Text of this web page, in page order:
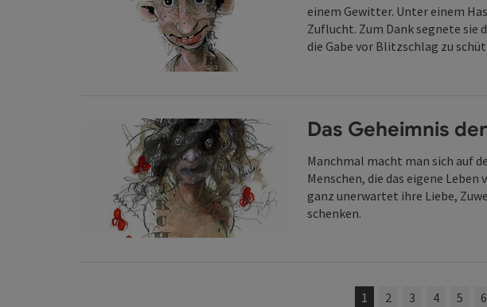
einem Gewitter. Unter einem
Zuflucht. Zum Dank segnete sie
die Gabe vor Blitzschlag zu
Das Geheimnis
Manchmal macht man sich auf
Menschen, die das eigene Leben
ganz unerwartet ihre Liebe,
schenken.
1 2 3 4 5 6